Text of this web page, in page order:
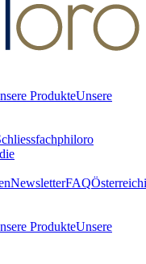
ProdukteUnsere
philoro
NewsletterFAQ
ProdukteUnsere